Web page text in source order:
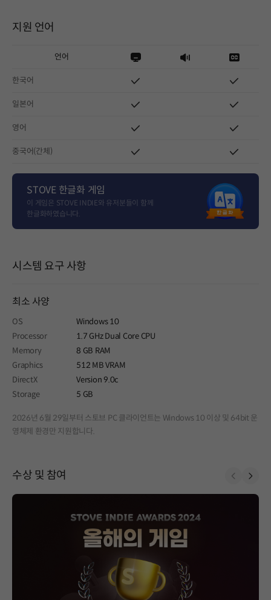
지원 언어
언어
한국어
일본어
영어
중국어(간체)
STOVE 한글화 게임
이 게임은 STOVE INDIE와 유저분들이 함께
한글화하였습니다.
시스템 요구 사항
최소 사양
OS
Windows 10
Processor
1.7 GHz Dual Core CPU
Memory
8 GB RAM
Graphics
512 MB VRAM
DirectX
Version 9.0c
Storage
5 GB
2026년 6월 29일부터 스토브 PC 클라이언트는 Windows 10 이상 및 64bit 운
영체제 환경만 지원합니다.
수상 및 참여
페이지 이동
Prev Next